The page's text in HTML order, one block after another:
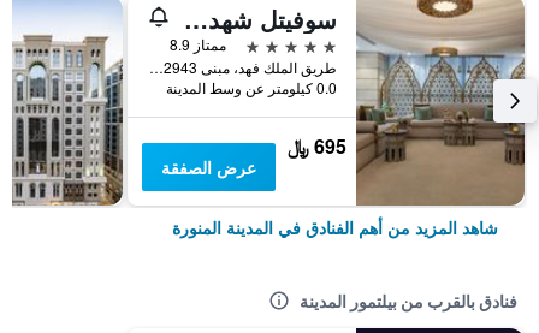
سوفيتل شهد المدينة
5 نجوم
ممتاز 8.9
طريق الملك فهد، مبنى 2943, المدينة المنورة, المملكة العربية السعودية
0.0 كيلومتر عن وسط المدينة
695 ﷼
عرض الصفقة
شاهد المزيد من أهم الفنادق في المدينة المنورة
فنادق بالقرب من بيلتمور المدينة